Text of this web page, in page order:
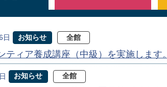
日 お知らせ 全館
ティア養成講座（中級）を実施します。
お知らせ 全館